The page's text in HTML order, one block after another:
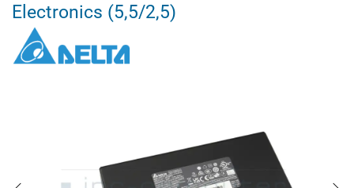
Electronics (5,5/2,5)